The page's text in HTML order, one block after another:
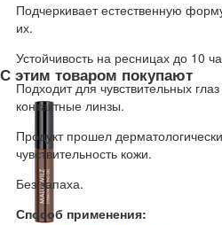
Подчеркивает естественную
их.
Устойчивость на ресницах до 10
Подходит для чувствительных
контактные линзы.
Продукт прошел
чувствительность кожи.
Без запаха.
Способ применения:
С этим товаром покупают